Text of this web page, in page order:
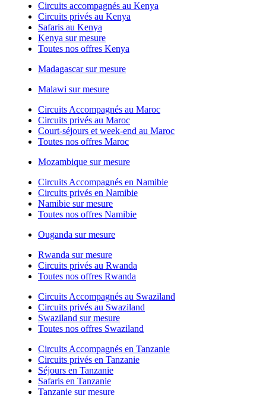
Circuits accompagnés au Kenya
Circuits privés au Kenya
Safaris au Kenya
Kenya sur mesure
Toutes nos offres Kenya
Madagascar sur mesure
Malawi sur mesure
Circuits Accompagnés au Maroc
Circuits privés au Maroc
Court-séjours et week-end au Maroc
Toutes nos offres Maroc
Mozambique sur mesure
Circuits Accompagnés en Namibie
Circuits privés en Namibie
Namibie sur mesure
Toutes nos offres Namibie
Ouganda sur mesure
Rwanda sur mesure
Circuits privés au Rwanda
Toutes nos offres Rwanda
Circuits Accompagnés au Swaziland
Circuits privés au Swaziland
Swaziland sur mesure
Toutes nos offres Swaziland
Circuits Accompagnés en Tanzanie
Circuits privés en Tanzanie
Séjours en Tanzanie
Safaris en Tanzanie
Tanzanie sur mesure